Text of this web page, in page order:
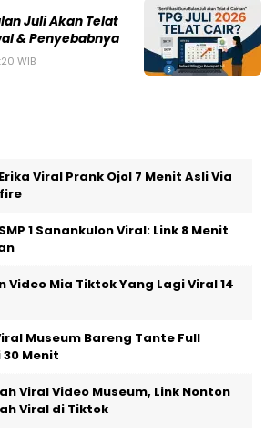
Juli Akan Telat
& Penyebabnya
WIB
Viral Prank Ojol 7 Menit Asli Via
1 Sanankulon Viral: Link 8 Menit
Video Mia Tiktok Yang Lagi Viral 14
Museum Bareng Tante Full
30 Menit
Viral Video Museum, Link Nonton
Viral di Tiktok